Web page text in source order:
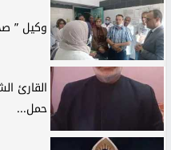
وكيل ”
القارئ
حمل...